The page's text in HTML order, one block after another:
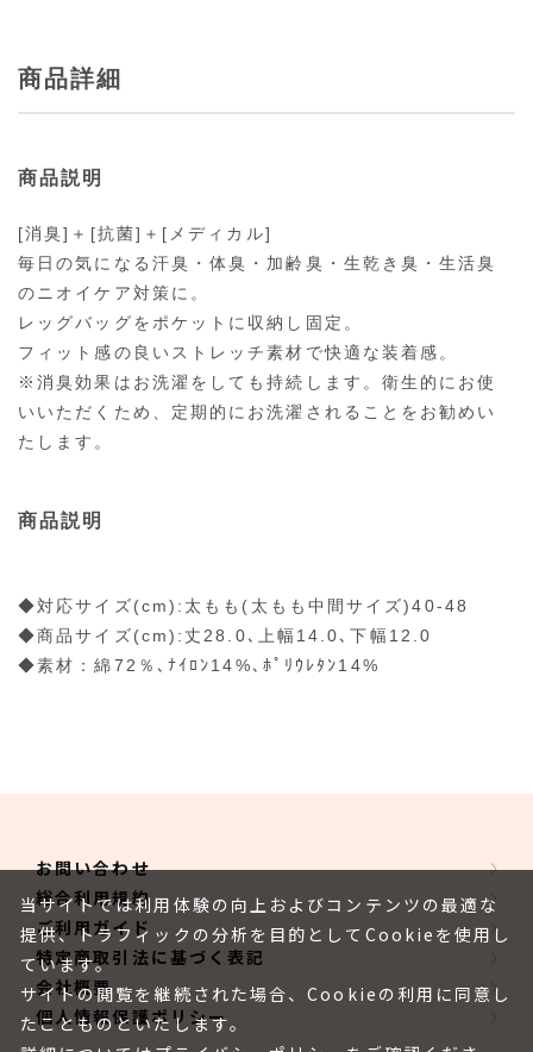
商品詳細
商品説明
[消臭]＋[抗菌]＋[メディカル]
毎日の気になる汗臭・体臭・加齢臭・生乾き臭・生活臭
のニオイケア対策に。
レッグバッグをポケットに収納し固定。
フィット感の良いストレッチ素材で快適な装着感。
※消臭効果はお洗濯をしても持続します。衛生的にお使
いいただくため、定期的にお洗濯されることをお勧めい
たします。
商品説明
◆対応サイズ(cm):太もも(太もも中間サイズ)40-48
◆商品サイズ(cm):丈28.0､上幅14.0､下幅12.0
◆素材：綿72％､ﾅｲﾛﾝ14%､ﾎﾟﾘｳﾚﾀﾝ14%
お問い合わせ
総合利用規約
ご利用ガイド
特定商取引法に基づく表記
会社概要
個人情報保護ポリシー
当サイトでは利用体験の向上およびコンテンツの最適な
提供、トラフィックの分析を目的としてCookieを使用し
ています。
サイトの閲覧を継続された場合、Cookieの利用に同意し
たことものといたします。